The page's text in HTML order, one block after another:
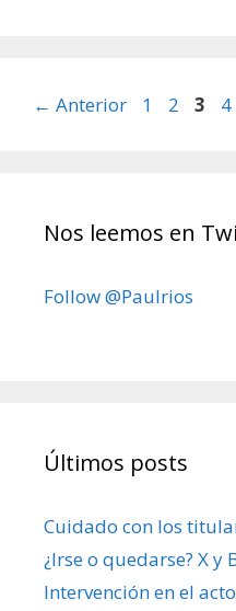
← Anterior Página
1 Página
2 3 4
Nos leemos en
Follow @Paulrios
Últimos posts
Cuidado con los
¿Irse o quedarse? X y
Intervención en el